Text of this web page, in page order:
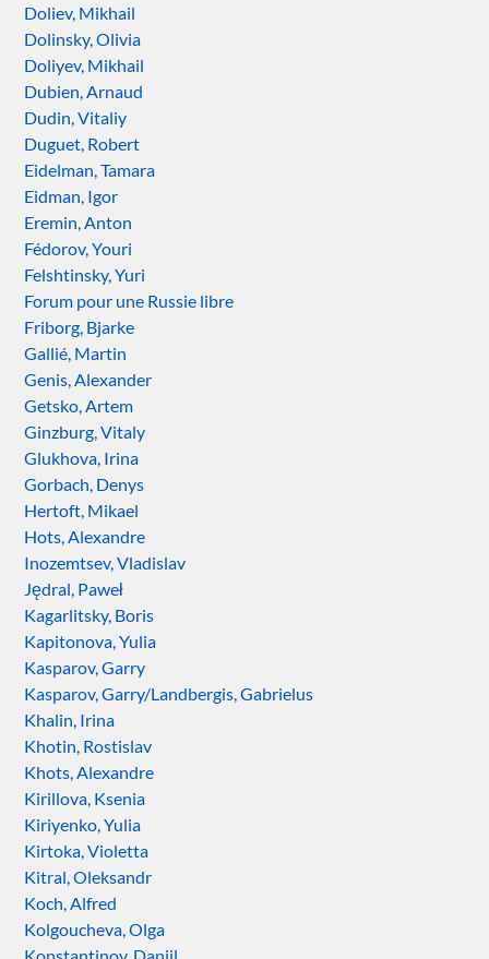
Doliev, Mikhail
Dolinsky, Olivia
Doliyev, Mikhail
Dubien, Arnaud
Dudin, Vitaliy
Duguet, Robert
Eidelman, Tamara
Eidman, Igor
Eremin, Anton
Fédorov, Youri
Felshtinsky, Yuri
Forum pour une Russie libre
Friborg, Bjarke
Gallié, Martin
Genis, Alexander
Getsko, Artem
Ginzburg, Vitaly
Glukhova, Irina
Gorbach, Denys
Hertoft, Mikael
Hots, Alexandre
Inozemtsev, Vladislav
Jędral, Paweł
Kagarlitsky, Boris
Kapitonova, Yulia
Kasparov, Garry
Kasparov, Garry/Landbergis, Gabrielus
Khalin, Irina
Khotin, Rostislav
Khots, Alexandre
Kirillova, Ksenia
Kiriyenko, Yulia
Kirtoka, Violetta
Kitral, Oleksandr
Koch, Alfred
Kolgoucheva, Olga